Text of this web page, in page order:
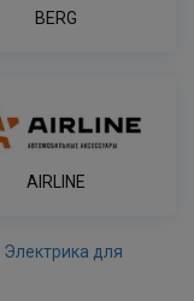
BERG
AIRLINE
Электрика для